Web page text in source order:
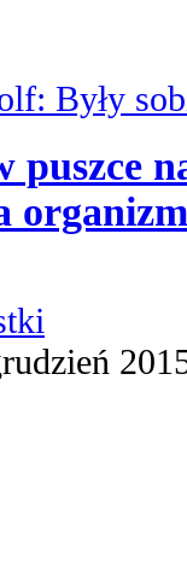
Były
puszce